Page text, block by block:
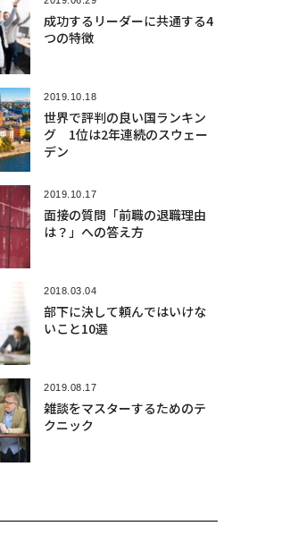
成功するリーダーに共通する4
つの特徴
2019.10.18
世界で評判の良い国ランキン
グ 1位は2年連続のスウェー
デン
2019.10.17
面接の質問「前職の退職理由
は？」への答え方
2018.03.04
部下に決して頼んではいけな
いこと10選
2019.08.17
雑談をマスターするためのテ
クニック